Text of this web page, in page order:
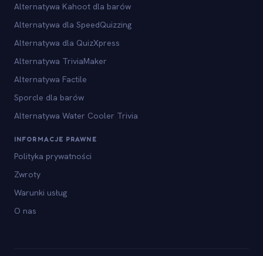
Alternatywa Kahoot dla barów
Alternatywa dla SpeedQuizzing
Alternatywa dla QuizXpress
Alternatywa TriviaMaker
Alternatywa Factile
Sporcle dla barów
Alternatywa Water Cooler Trivia
INFORMACJE PRAWNE
Polityka prywatności
Zwroty
Warunki usług
O nas